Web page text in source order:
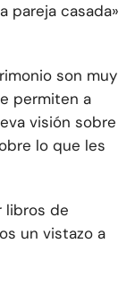
pareja casada»
son muy
permiten a
visión sobre
lo que les
libros de
un vistazo a